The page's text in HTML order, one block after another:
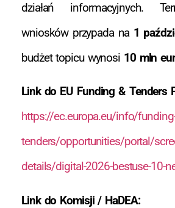
działań informacyjnych.
wniosków przypada na 1
budżet topicu wynosi 10 mln
Link do EU Funding & Tenders
https://ec.europa.eu/info/
tenders/opportunities/portal/
details/digital-2026-bestuse-10-
Link do Komisji / HaDEA: